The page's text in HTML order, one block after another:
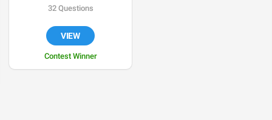
32 Questions
VIEW
Contest Winner